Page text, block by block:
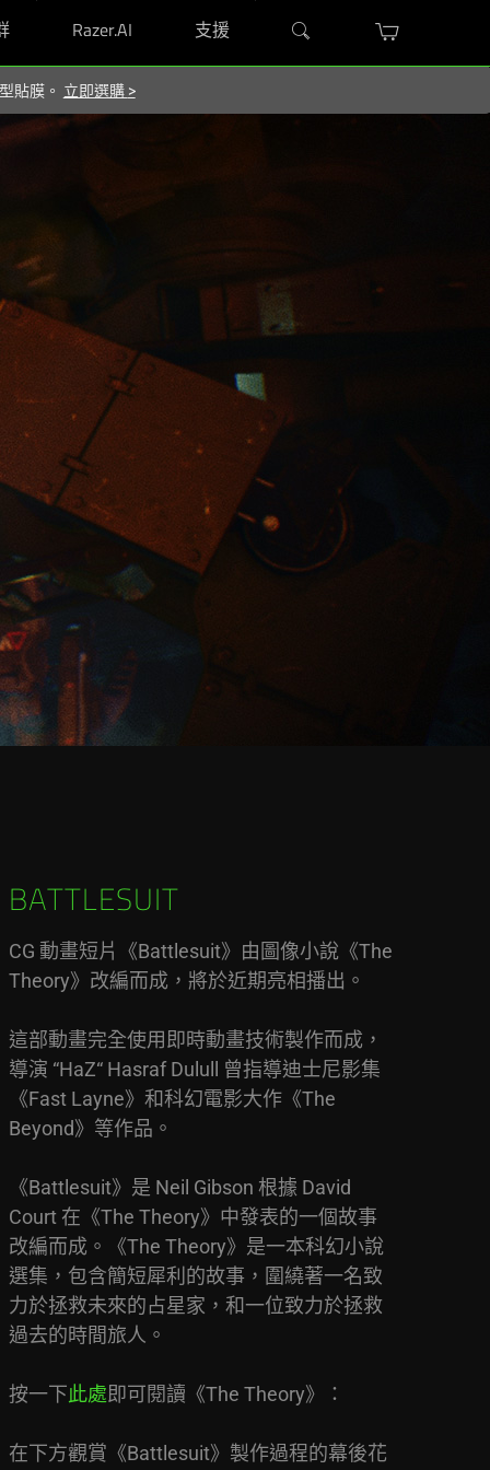
Razer.AI 支援
貼膜。 立即選購 >
BATTLESUIT
CG 動畫短片《Battlesuit》由圖像小說《The
Theory》改編而成，將於近期亮相播出。
這部動畫完全使用即時動畫技術製作而成，
導演 “HaZ“ Hasraf Dulull 曾指導迪士尼影集
《Fast Layne》和科幻電影大作《The
Beyond》等作品。
《Battlesuit》是 Neil Gibson 根據 David
Court 在《The Theory》中發表的一個故事
改編而成。《The Theory》是一本科幻小說
選集，包含簡短犀利的故事，圍繞著一名致
力於拯救未來的占星家，和一位致力於拯救
過去的時間旅人。
按一下此處即可閱讀《The Theory》：
在下方觀賞《Battlesuit》製作過程的幕後花